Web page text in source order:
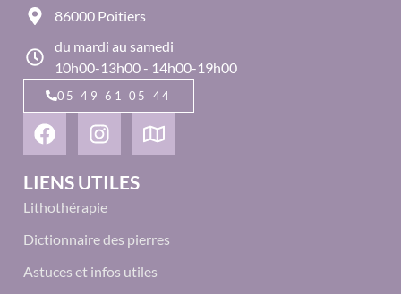
86000 Poitiers
du mardi au samedi
10h00-13h00 - 14h00-19h00
05 49 61 05 44
LIENS UTILES
Lithothérapie
Dictionnaire des pierres
Astuces et infos utiles